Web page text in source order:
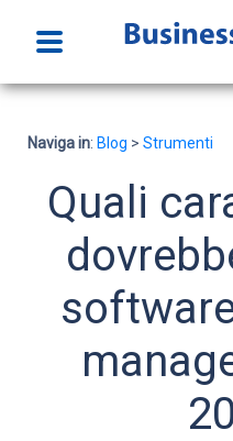
Home
Prezzi
Prova gratuitamente
Naviga in: Blog > Strumenti
Quali